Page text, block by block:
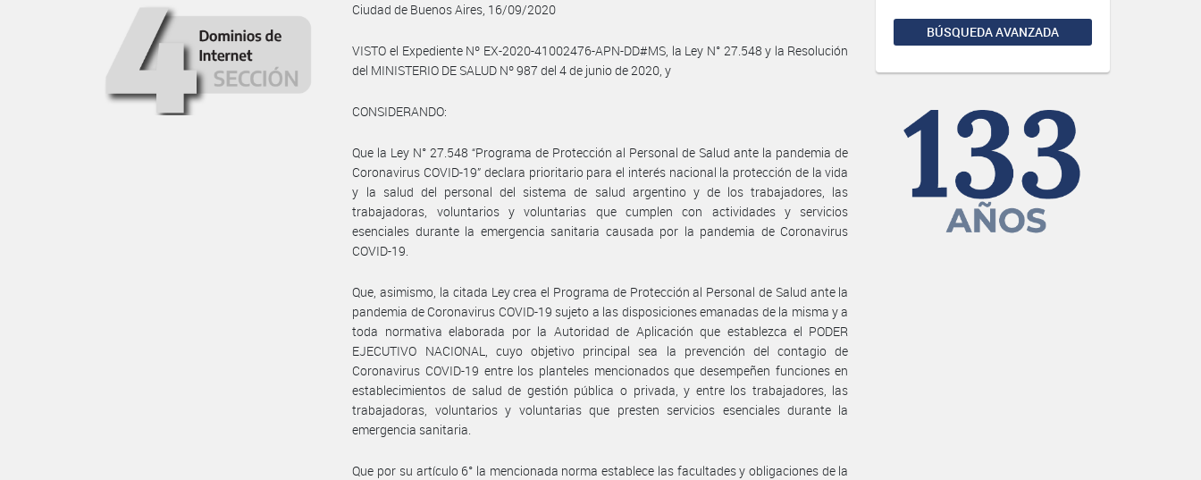
BÚSQUEDA AVANZADA
Ciudad de Buenos Aires, 16/09/2020
VISTO el Expediente Nº EX-2020-41002476-APN-DD#MS, la Ley N° 27.548 y la Resolución
del MINISTERIO DE SALUD Nº 987 del 4 de junio de 2020, y
CONSIDERANDO:
Que la Ley N° 27.548 “Programa de Protección al Personal de Salud ante la pandemia de
Coronavirus COVID-19” declara prioritario para el interés nacional la protección de la vida
y la salud del personal del sistema de salud argentino y de los trabajadores, las
trabajadoras, voluntarios y voluntarias que cumplen con actividades y servicios
esenciales durante la emergencia sanitaria causada por la pandemia de Coronavirus
COVID-19.
Que, asimismo, la citada Ley crea el Programa de Protección al Personal de Salud ante la
pandemia de Coronavirus COVID-19 sujeto a las disposiciones emanadas de la misma y a
toda normativa elaborada por la Autoridad de Aplicación que establezca el PODER
EJECUTIVO NACIONAL, cuyo objetivo principal sea la prevención del contagio de
Coronavirus COVID-19 entre los planteles mencionados que desempeñen funciones en
establecimientos de salud de gestión pública o privada, y entre los trabajadores, las
trabajadoras, voluntarios y voluntarias que presten servicios esenciales durante la
emergencia sanitaria.
Que por su artículo 6° la mencionada norma establece las facultades y obligaciones de la